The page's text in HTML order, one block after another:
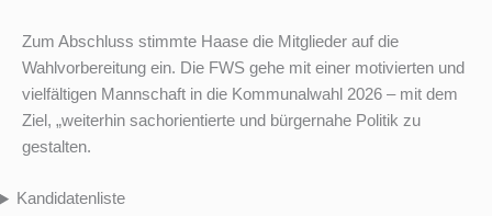
Zum Abschluss stimmte Haase die Mitglieder auf die
Wahlvorbereitung ein. Die FWS gehe mit einer motivierten und
vielfältigen Mannschaft in die Kommunalwahl 2026 – mit dem
Ziel, „weiterhin sachorientierte und bürgernahe Politik zu
gestalten.
Kandidatenliste